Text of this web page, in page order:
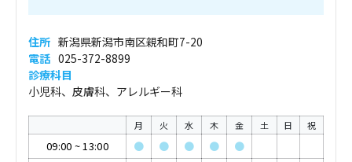
住所 新潟県新潟市南区親和町7-20
電話 025-372-8899
診療科目
小児科、皮膚科、アレルギー科
月 火 水 木 金 土 日 祝
09:00 ~13:00 ● ● ● ●
●